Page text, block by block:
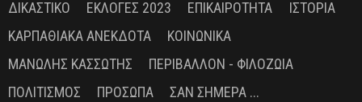
ΔΙΚΑΣΤΙΚΌ
ΕΚΛΟΓΈΣ 2023 ΕΠΙΚΑΙΡΌΤΗΤΑ
ΙΣΤΟΡΊΑ
ΚΑΡΠΑΘΙΑΚΆ ΑΝΈΚΔΟΤΑ
ΚΟΙΝΩΝΙΚΆ
ΜΑΝΏΛΗΣ ΚΑΣΣΏΤΗΣ
ΠΕΡΙΒΆΛΛΟΝ - ΦΙΛΟΖΩΊΑ
ΠΟΛΙΤΙΣΜΌΣ
ΠΡΌΣΩΠΑ
ΣΑΝ ΣΉΜΕΡΑ ...